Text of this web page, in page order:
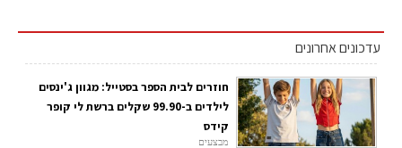
עדכונים אחרונים
חוזרים לבית הספר בסטייל: מגוון ג'ינסים
לילדים ב-99.90 שקלים ברשת לי קופר
קידס
מבצעים